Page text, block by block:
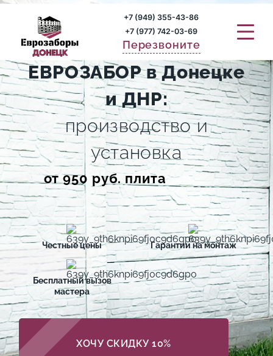
+7 (949) 355-43-86
+7 (977) 742-03-69
Перезвоните
ЕВРОЗАБОР в Донецке
и ДНР:
производство и
установка
от 950 руб. плита
Честные цены Гарантии на монтаж
Бесплатный вызов
мастера
ХОЧУ СКИДКУ 10%